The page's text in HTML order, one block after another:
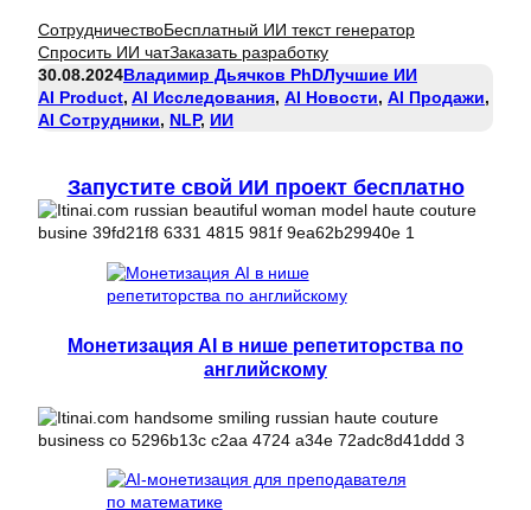
СотрудничествоБесплатный ИИ текст генератор
Спросить ИИ чатЗаказать разработку
30.08.2024Владимир Дьячков PhDЛучшие ИИ
AI Product, AI Исследования, AI Новости, AI Продажи
AI Сотрудники, NLP, ИИ
Запустите свой ИИ проект бесплатно
Монетизация AI в нише репетиторства по
английскому